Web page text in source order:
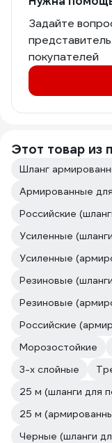
Задайте
покупателей
Этот товар из
Шланг
Армированные
Российские
Усиленные
Усиленные
Резиновые
Резиновые
Российские
Морозостойкие
3-х слойные
25 м (шланги для
25 м
Черные (шланги